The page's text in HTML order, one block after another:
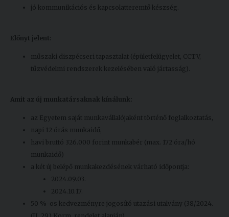
jó kommunikációs és kapcsolatteremtő készség.
Előnyt jelent:
műszaki diszpécseri tapasztalat (épületfelügyelet, CCTV,
tűzvédelmi rendszerek kezelésében való jártasság).
Amit az új munkatársaknak kínálunk:
az Egyetem saját munkavállalójaként történő foglalkoztatás,
napi 12 órás munkaidő,
havi bruttó 326.000 forint munkabér (max. 172 óra/hó
munkaidő)
a két új belépő munkakezdésének várható időpontja:
2024.09.03.
2024.10.17.
50 %-os kedvezményre jogosító utazási utalvány (38/2024.